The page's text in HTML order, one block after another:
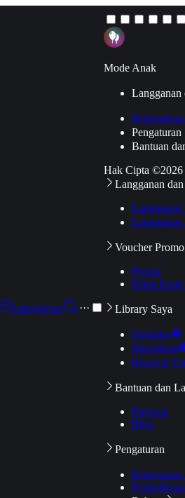
Langganan
···
Mode Anak
Langganan
Pengaturan
Bantuan
Hak Cipta
Langganan
Langganan
Voucher Promo
Promo
Pakai
Library Saya
Daftarku
Mengikuti
Riwayat
Bantuan dan
Bantuan
Blog
Pengaturan